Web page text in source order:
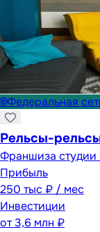
🌐Федеральная
Рельсы-
Франшиза студии
Прибыль
250 тыс ₽ / мес
Инвестиции
от3,6 млн ₽